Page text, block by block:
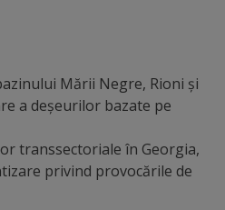
Mării Negre, Rioni și
a deșeurilor bazate pe
transsectoriale în Georgia,
privind provocările de